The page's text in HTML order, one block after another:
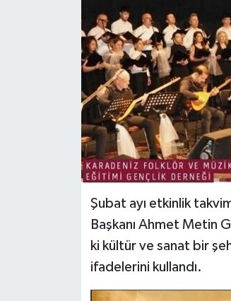
Şubat ayı etkinlik
Başkanı Ahmet Metin
ki kültür ve sanat bir
ifadelerini kullandı.